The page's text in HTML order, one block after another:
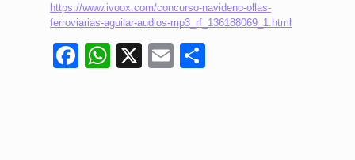
https://www.ivoox.com/concurso-navideno-ollas-
ferroviarias-aguilar-audios-mp3_rf_136188069_1.html
Facebook
WhatsApp
X Email